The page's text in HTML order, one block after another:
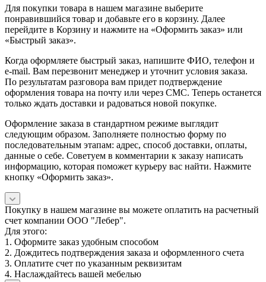
Для покупки товара в нашем магазине выберите
понравившийся товар и добавьте его в корзину. Далее
перейдите в Корзину и нажмите на «Оформить заказ» или
«Быстрый заказ».
Когда оформляете быстрый заказ, напишите ФИО, телефон и
e-mail. Вам перезвонит менеджер и уточнит условия заказа.
По результатам разговора вам придет подтверждение
оформления товара на почту или через СМС. Теперь останется
только ждать доставки и радоваться новой покупке.
Оформление заказа в стандартном режиме выглядит
следующим образом. Заполняете полностью форму по
последовательным этапам: адрес, способ доставки, оплаты,
данные о себе. Советуем в комментарии к заказу написать
информацию, которая поможет курьеру вас найти. Нажмите
кнопку «Оформить заказ».
Покупку в нашем магазине вы можете оплатить на расчетный
счет компании ООО "Лебер".
Для этого:
1. Оформите заказ удобным способом
2. Дождитесь подтверждения заказа и оформленного счета
3. Оплатите счет по указанным реквизитам
4. Наслаждайтесь вашей мебелью